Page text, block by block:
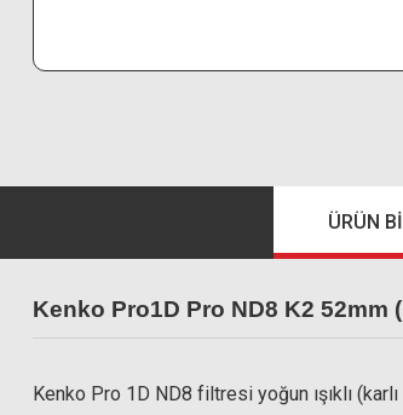
ÜRÜN
Kenko Pro1D Pro ND8 K2 52mm
Kenko Pro 1D ND8 filtresi yoğun ışıklı